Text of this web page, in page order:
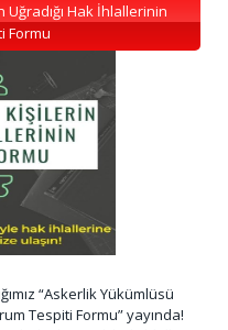
Hak İhlallerinin
Formu
“Askerlik Yükümlüsü
Tespiti Formu” yayında!